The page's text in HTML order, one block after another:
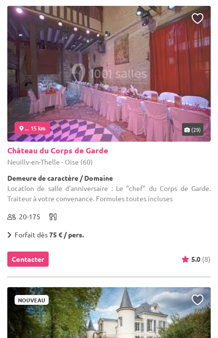
... 15 km (29)
Château du Corps de Garde
Neuilly-en-Thelle - Oise (60)
Demeure de caractère / Domaine
Location de salle d'anniversaire : Le "chef" du Corps de Garde.
Traiteur à votre convenance. Formules toutes incluses
20-175
Forfait dès75 € / pers.
Contacter 5.0 (8)
NOUVEAU